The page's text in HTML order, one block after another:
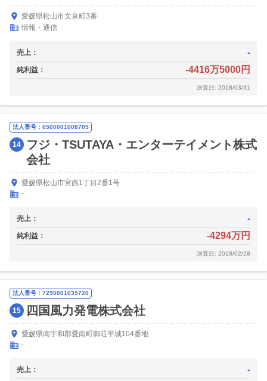
愛媛県松山市文京町3番
情報・通信
売上： -
純利益： -4416万5000円
決算日: 2018/03/31
法人番号：6500001008705
14
フジ・TSUTAYA・エンターテイメント株式
会社
愛媛県松山市宮西1丁目2番1号
-
売上： -
純利益： -4294万円
決算日: 2018/02/28
法人番号：7290001035720
15 四国風力発電株式会社
愛媛県南宇和郡愛南町御荘平城104番地
-
売上： -